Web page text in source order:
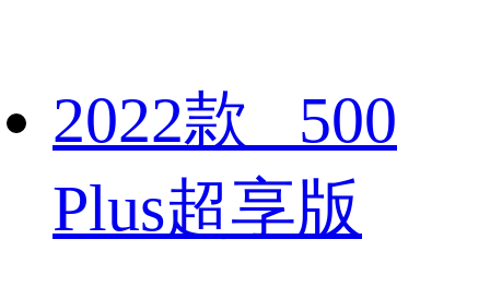
2022款 500
Plus超享版